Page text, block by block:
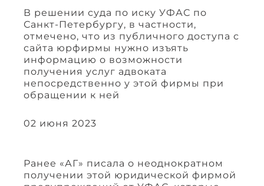
В решении суда по иску УФАС по
Санкт-Петербургу, в частности,
отмечено, что из публичного доступа с
сайта юрфирмы нужно изъять
информацию о возможности
получения услуг адвоката
непосредственно у этой фирмы при
обращении к ней
02 июня 2023
Ранее «АГ» писала о неоднократном
получении этой юридической фирмой